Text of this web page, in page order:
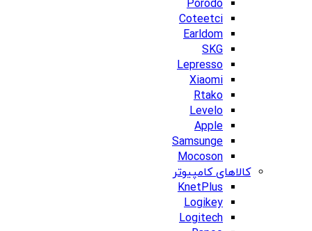
Porodo
Coteetci
Earldom
SKG
Lepresso
Xiaomi
Rtako
Levelo
Apple
Samsunge
Mocoson
کالاهای کامپیوتر
KnetPlus
Logikey
Logitech